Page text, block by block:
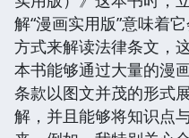
解“漫画实用版”意味着
方式来解读法律条文，
本书能够通过大量的漫
条款以图文并茂的形式
解，并且能够将知识点